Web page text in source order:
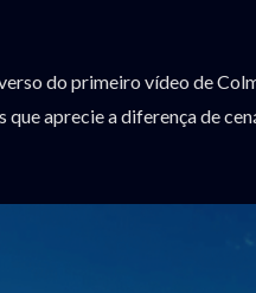
do primeiro vídeo de
que aprecie a diferença de